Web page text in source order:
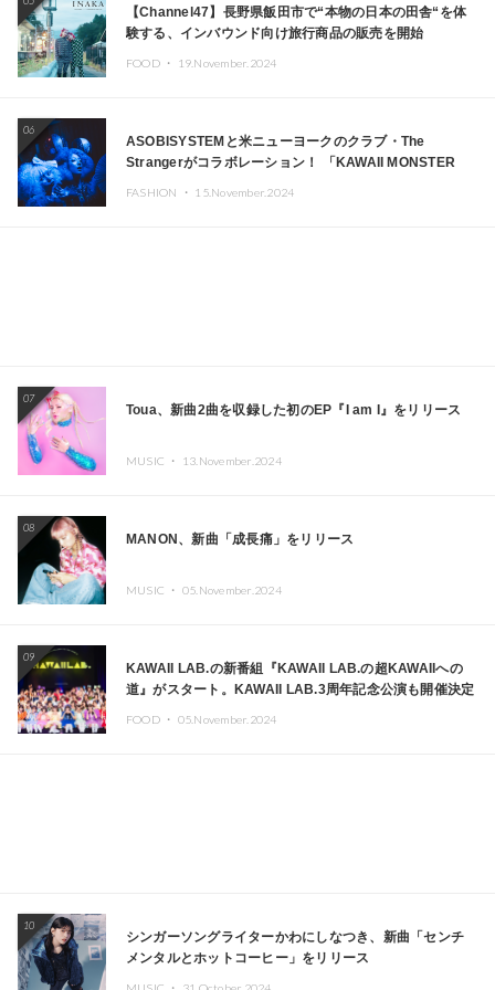
【Channel47】長野県飯田市で“本物の日本の田舎“を体
験する、インバウンド向け旅行商品の販売を開始
FOOD ・ 19.November.2024
06
ASOBISYSTEMと米ニューヨークのクラブ・The
Strangerがコラボレーション！ 「KAWAII MONSTER
FASHION ・ 15.November.2024
07
Toua、新曲2曲を収録した初のEP『I am I』をリリース
MUSIC ・ 13.November.2024
08
MANON、新曲「成長痛」をリリース
MUSIC ・ 05.November.2024
09
KAWAII LAB.の新番組『KAWAII LAB.の超KAWAIIへの
道』がスタート。KAWAII LAB.3周年記念公演も開催決定
FOOD ・ 05.November.2024
10
シンガーソングライターかわにしなつき、新曲「センチ
メンタルとホットコーヒー」をリリース